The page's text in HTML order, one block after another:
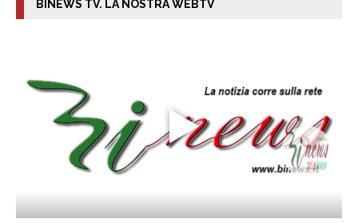
BINEWS TV. LA NOSTRA WEBTV